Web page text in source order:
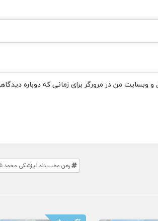
و وبسایت من در مرورگر برای زمانی که دوباره
رهن مطب دندانپزشکی محمد